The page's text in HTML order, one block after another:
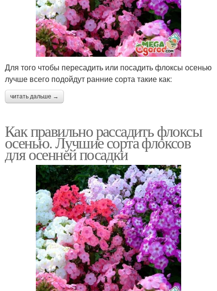
Для того чтобы пересадить или посадить флоксы осенью
лучше всего подойдут ранние сорта такие как:
читать дальше →
Как правильно рассадить флоксы
осенью. Лучшие сорта флоксов
для осенней посадки